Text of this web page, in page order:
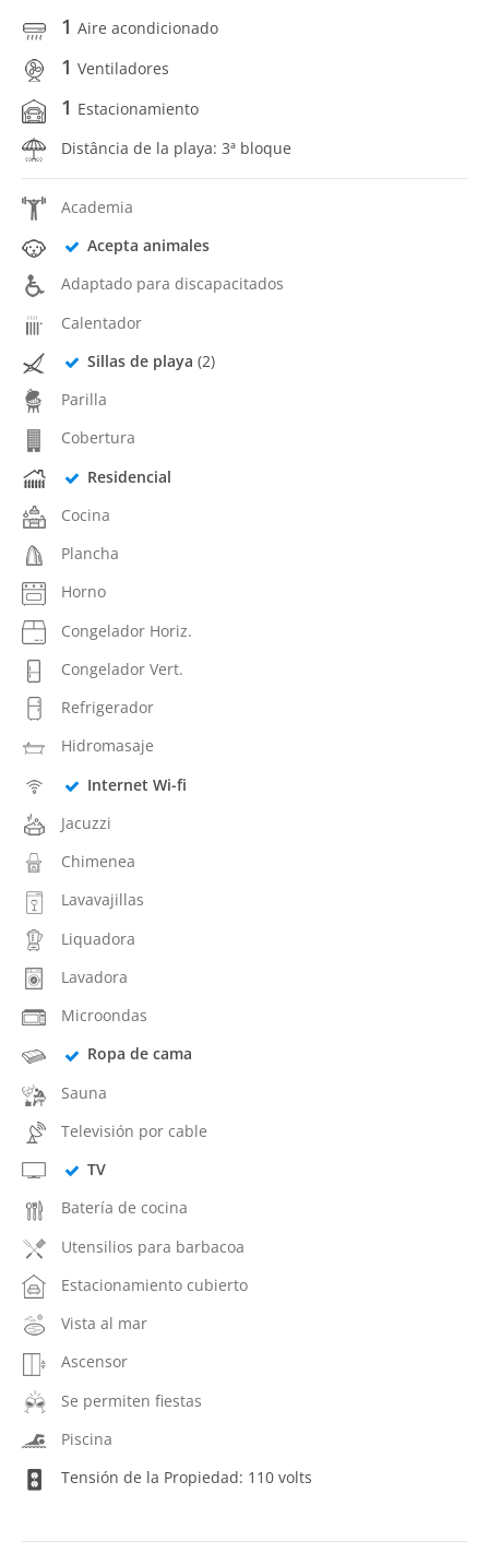
1 Aire acondicionado
1 Ventiladores
1 Estacionamiento
Distância de la playa: 3ª bloque
Academia
Acepta animales
Adaptado para discapacitados
Calentador
Sillas de playa (2)
Parilla
Cobertura
Residencial
Cocina
Plancha
Horno
Congelador Horiz.
Congelador Vert.
Refrigerador
Hidromasaje
Internet Wi-fi
Jacuzzi
Chimenea
Lavavajillas
Liquadora
Lavadora
Microondas
Ropa de cama
Sauna
Televisión por cable
TV
Batería de cocina
Utensilios para barbacoa
Estacionamiento cubierto
Vista al mar
Ascensor
Se permiten fiestas
Piscina
Tensión de la Propiedad: 110 volts